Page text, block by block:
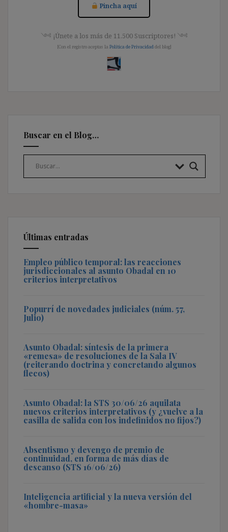
Pincha aquí
༺ ¡Únete a los más de 11.500 Suscriptores! ༺
[Con el registro aceptas la Política de Privacidad del blog]
Buscar en el Blog…
Últimas entradas
Empleo público temporal: las reacciones
jurisdiccionales al asunto Obadal en 10
criterios interpretativos
Popurrí de novedades judiciales (núm. 57,
Julio)
Asunto Obadal: síntesis de la primera
«remesa» de resoluciones de la Sala IV
(reiterando doctrina y concretando algunos
flecos)
Asunto Obadal: la STS 30/06/26 aquilata
nuevos criterios interpretativos (y ¿vuelve a la
casilla de salida con los indefinidos no fijos?)
Absentismo y devengo de premio de
continuidad, en forma de más días de
descanso (STS 16/06/26)
Inteligencia artificial y la nueva versión del
«hombre-masa»